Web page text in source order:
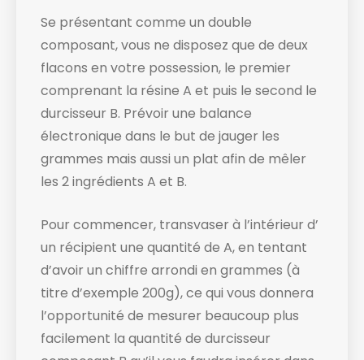
Se présentant comme un double
composant, vous ne disposez que de deux
flacons en votre possession, le premier
comprenant la résine A et puis le second le
durcisseur B. Prévoir une balance
électronique dans le but de jauger les
grammes mais aussi un plat afin de mêler
les 2 ingrédients A et B.
Pour commencer, transvaser à l’intérieur d’
un récipient une quantité de A, en tentant
d’avoir un chiffre arrondi en grammes (à
titre d’exemple 200g), ce qui vous donnera
l’opportunité de mesurer beaucoup plus
facilement la quantité de durcisseur